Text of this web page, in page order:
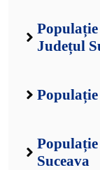
Județul
Suceava